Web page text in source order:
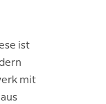
ist
mit